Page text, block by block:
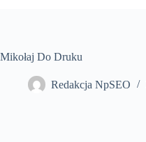
Mikołaj Do Druku
Redakcja NpSEO